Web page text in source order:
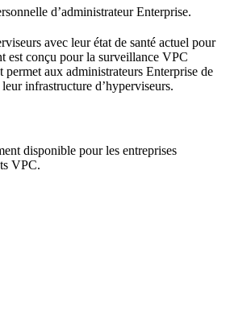
d’administrateur Enterprise.
avec leur état de santé actuel pour
est conçu pour la surveillance VPC
aux administrateurs Enterprise de
infrastructure d’hyperviseurs.
disponible pour les entreprises
VPC.